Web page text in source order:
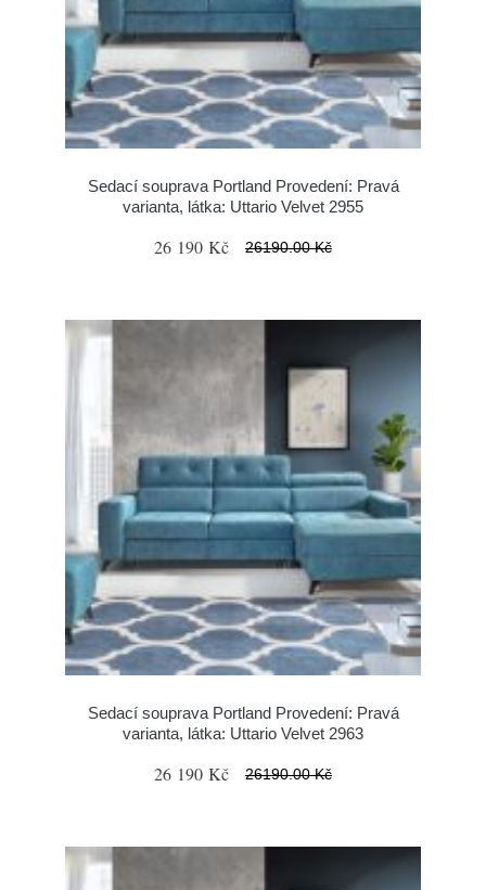
Sedací souprava Portland Provedení: Pravá
varianta, látka: Uttario Velvet 2955
26 190 Kč 26190.00 Kč
Sedací souprava Portland Provedení: Pravá
varianta, látka: Uttario Velvet 2963
26 190 Kč 26190.00 Kč